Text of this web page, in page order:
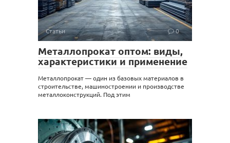
Статьи 0
Металлопрокат оптом: виды,
характеристики и применение
Металлопрокат — один из базовых материалов в
строительстве, машиностроении и производстве
металлоконструкций. Под этим